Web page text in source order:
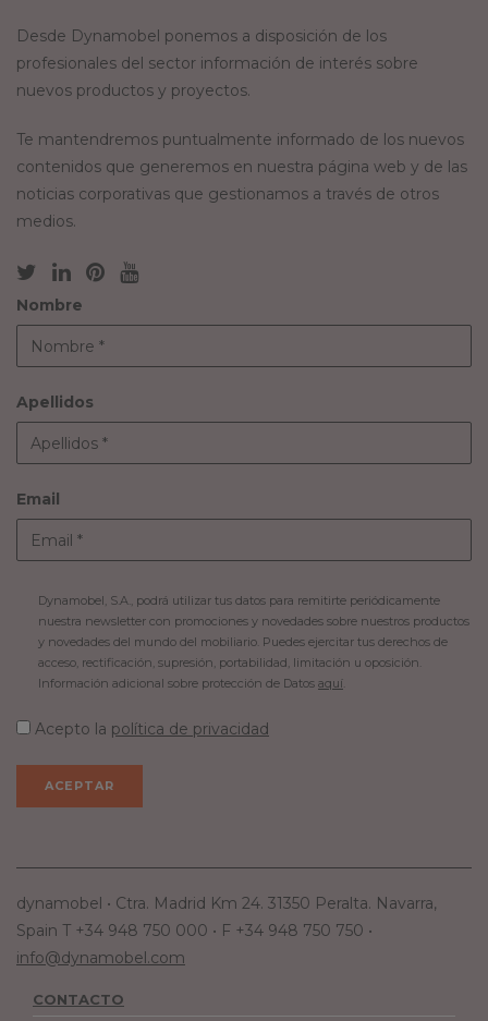
Desde Dynamobel ponemos a disposición de los
profesionales del sector información de interés sobre
nuevos productos y proyectos.
Te mantendremos puntualmente informado de los nuevos
contenidos que generemos en nuestra página web y de las
noticias corporativas que gestionamos a través de otros
medios.
Nombre
Apellidos
Email
Dynamobel, S.A., podrá utilizar tus datos para remitirte periódicamente
nuestra newsletter con promociones y novedades sobre nuestros productos
y novedades del mundo del mobiliario. Puedes ejercitar tus derechos de
acceso, rectificación, supresión, portabilidad, limitación u oposición.
Información adicional sobre protección de Datos aquí
Acepto la política de privacidad
dynamobel • Ctra. Madrid Km 24. 31350 Peralta. Navarra,
Spain T +34 948 750 000 • F +34 948 750 750 •
info@dynamobel.com
CONTACTO